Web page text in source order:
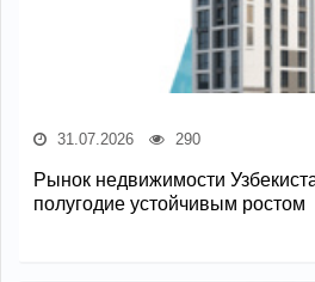
31.07.2026 290
Рынок недвижимости
полугодие устойчивым ростом